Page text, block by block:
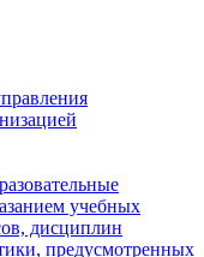
учебных
дисциплин
предусмотренных